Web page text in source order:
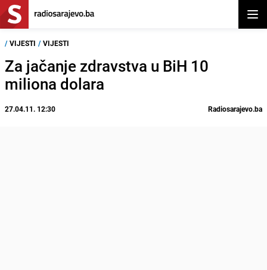
/ VIJESTI / VIJESTI
Za jačanje zdravstva u BiH 10
miliona dolara
27.04.11. 12:30 Radiosarajevo.ba